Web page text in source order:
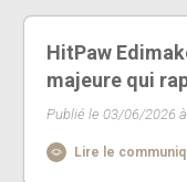
HitPaw
majeure qui
Publié le 03/06/2026
Lire le